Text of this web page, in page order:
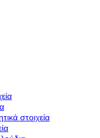
στοιχεία